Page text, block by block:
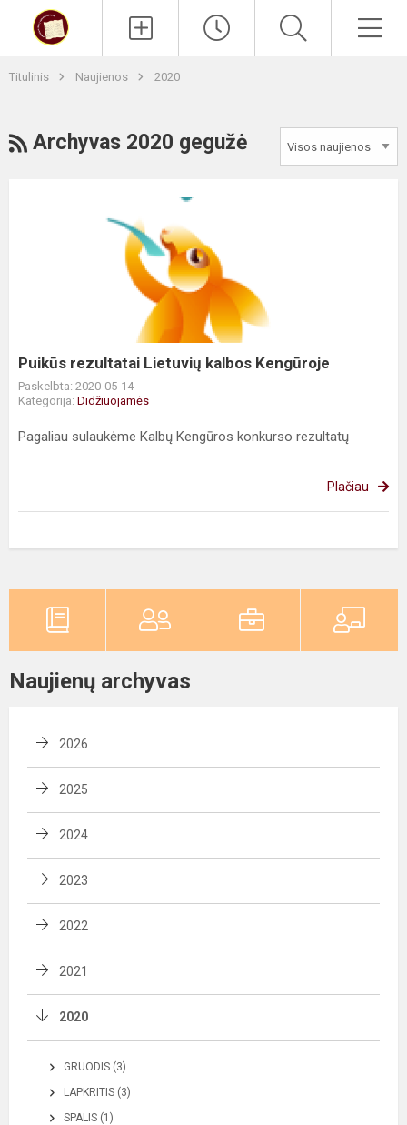
Titulinis Naujienos 2020
RSS
Archyvas 2020 gegužė
Puikūs rezultatai Lietuvių kalbos Kengūroje
Paskelbta: 2020-05-14
Kategorija: Didžiuojamės
Pagaliau sulaukėme Kalbų Kengūros konkurso rezultatų
Plačiau
Naujienų archyvas
2026
2025
2024
2023
2022
2021
2020
GRUODIS (3)
LAPKRITIS (3)
SPALIS (1)